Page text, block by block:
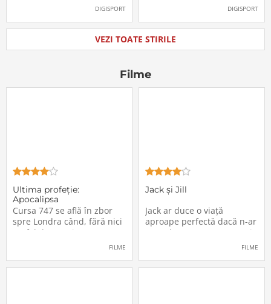
DIGISPORT DIGISPORT
VEZI TOATE STIRILE
Filme
Ultima profeţie:
Apocalipsa
Cursa 747 se află în zbor
spre Londra când, fără nici
un fel de avertisment,
pasagerii încep să dispară
locurile lor. Teroarea și
FILME
Jack și Jill
Jack ar duce o viață
aproape perfectă dacă n-ar
avea de suportat o excepție
sărbători - sora lui
FILME